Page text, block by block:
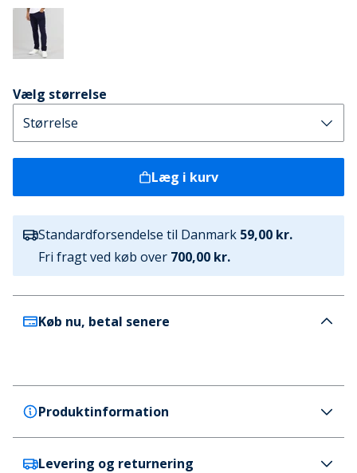
Vælg størrelse
Læg i kurv
Standardforsendelse til Danmark 59,00 kr.
Fri fragt ved køb over 700,00 kr.
Køb nu, betal senere
Produktinformation
Duck and Cover
Levering og returnering